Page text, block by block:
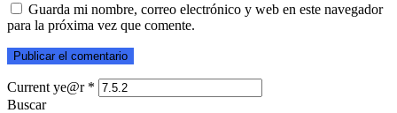
Guarda mi nombre, correo electrónico y web en este navegador
para la próxima vez que comente.
Current ye@r *
Buscar